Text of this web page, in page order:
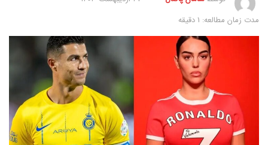
مدت زمان مطالعه: 1 دقیقه